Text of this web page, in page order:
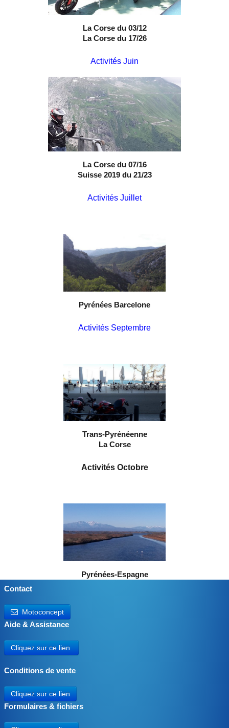
La Corse du 03/12
La Corse du 17/26
Activités Juin
La Corse du 07/16
Suisse 2019 du 21/23
Activités Juillet
Pyrénées Barcelone
Activités Septembre
Trans-Pyrénéenne
La Corse
Activités Octobre
Pyrénées-Espagne
Contact
Motoconcept
Aide & Assistance
Cliquez sur ce lien
Conditions de vente
Cliquez sur ce lien
Formulaires & fichiers